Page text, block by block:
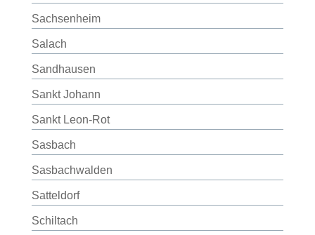
Sachsenheim
Salach
Sandhausen
Sankt Johann
Sankt Leon-Rot
Sasbach
Sasbachwalden
Satteldorf
Schiltach